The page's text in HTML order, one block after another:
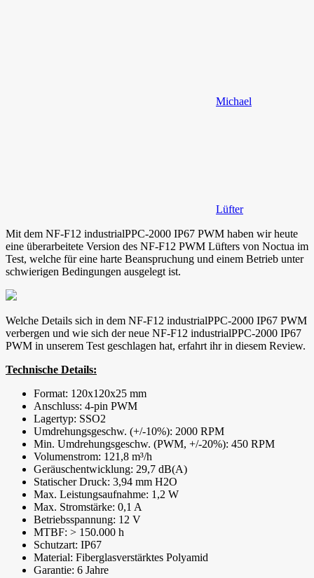
Michael
Lüfter
Mit dem NF-F12 industrialPPC-2000 IP67 PWM haben wir heute
eine überarbeitete Version des NF-F12 PWM Lüfters von Noctua im
Test, welche für eine harte Beanspruchung und einem Betrieb unter
schwierigen Bedingungen ausgelegt ist.
Welche Details sich in dem NF-F12 industrialPPC-2000 IP67 PWM
verbergen und wie sich der neue NF-F12 industrialPPC-2000 IP67
PWM in unserem Test geschlagen hat, erfahrt ihr in diesem Review.
Technische Details:
Format: 120x120x25 mm
Anschluss: 4-pin PWM
Lagertyp: SSO2
Umdrehungsgeschw. (+/-10%): 2000 RPM
Min. Umdrehungsgeschw. (PWM, +/-20%): 450 RPM
Volumenstrom: 121,8 m³/h
Geräuschentwicklung: 29,7 dB(A)
Statischer Druck: 3,94 mm H2O
Max. Leistungsaufnahme: 1,2 W
Max. Stromstärke: 0,1 A
Betriebsspannung: 12 V
MTBF: > 150.000 h
Schutzart: IP67
Material: Fiberglasverstärktes Polyamid
Garantie: 6 Jahre